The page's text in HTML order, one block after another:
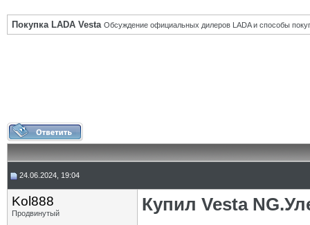
Покупка LADA Vesta Обсуждение официальных дилеров LADA и способы
24.06.2024, 19:04
Kol888
Продвинутый
Купил Vesta